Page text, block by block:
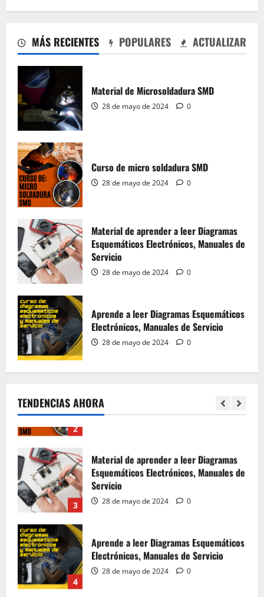
MÁS RECIENTES POPULARES ACTUALIZAR
Material de Microsoldadura SMD
28 de mayo de 2024 0
Curso de micro soldadura SMD
28 de mayo de 2024 0
Material de aprender a leer Diagramas
Esquemáticos Electrónicos, Manuales de
Servicio
28 de mayo de 2024 0
Aprende a leer Diagramas Esquemáticos
Electrónicos, Manuales de Servicio
28 de mayo de 2024 0
TENDENCIAS AHORA
3
Material de aprender a leer Diagramas
28 de mayo de 2024 0
4
28 de mayo de 2024 0
5
Maquillaje y Uñas
20 de mayo de 2024 0
1
28 de mayo de 2024 0
2
Curso de micro soldadura SMD
3
Servicio
28 de mayo de 2024 0
4
28 de mayo de 2024 0